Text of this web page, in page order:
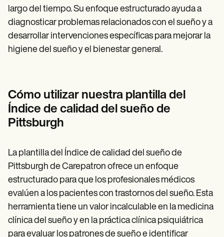
largo del tiempo. Su enfoque estructurado ayuda a
diagnosticar problemas relacionados con el sueño y a
desarrollar intervenciones específicas para mejorar la
higiene del sueño y el bienestar general.
Cómo utilizar nuestra plantilla del
Índice de calidad del sueño de
Pittsburgh
La plantilla del Índice de calidad del sueño de
Pittsburgh de Carepatron ofrece un enfoque
estructurado para que los profesionales médicos
evalúen a los pacientes con trastornos del sueño. Esta
herramienta tiene un valor incalculable en la medicina
clínica del sueño y en la práctica clínica psiquiátrica
para evaluar los patrones de sueño e identificar